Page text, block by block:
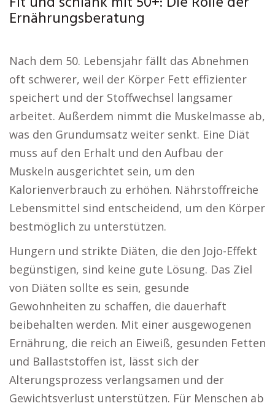
Ernährungsberatung
Nach dem 50. Lebensjahr fällt das Abnehmen
oft schwerer, weil der Körper Fett effizienter
speichert und der Stoffwechsel langsamer
arbeitet. Außerdem nimmt die Muskelmasse ab,
was den Grundumsatz weiter senkt. Eine Diät
muss auf den Erhalt und den Aufbau der
Muskeln ausgerichtet sein, um den
Kalorienverbrauch zu erhöhen. Nährstoffreiche
Lebensmittel sind entscheidend, um den Körper
bestmöglich zu unterstützen.
Hungern und strikte Diäten, die den Jojo-Effekt
begünstigen, sind keine gute Lösung. Das Ziel
von Diäten sollte es sein, gesunde
Gewohnheiten zu schaffen, die dauerhaft
beibehalten werden. Mit einer ausgewogenen
Ernährung, die reich an Eiweiß, gesunden Fetten
und Ballaststoffen ist, lässt sich der
Alterungsprozess verlangsamen und der
Gewichtsverlust unterstützen. Für Menschen ab